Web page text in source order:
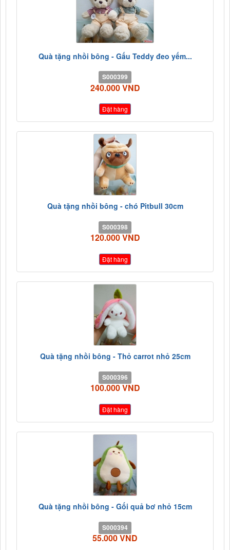
Quà tặng nhồi bông - Gấu Teddy đeo yếm...
S000399
240.000 VND
Đặt hàng
Quà tặng nhồi bông - chó Pitbull 30cm
S000398
120.000 VND
Đặt hàng
Quà tặng nhồi bông - Thỏ carrot nhỏ 25cm
S000396
100.000 VND
Đặt hàng
Quà tặng nhồi bông - Gối quả bơ nhỏ 15cm
S000394
55.000 VND